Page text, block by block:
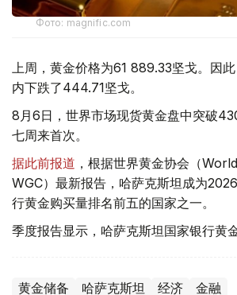
Фото: magnific.com
上周，黄金价格为61 889.33坚戈。因
内下跌了444.71坚戈。
8月6日，世界市场现货黄金盘中突破
七周来首次。
据此前报道 ，根据世界黄金协会（
WGC）最新报告，哈萨克斯坦成为
行黄金购买量排名前五的国家之一。
季度报告显示，哈萨克斯坦国家银行黄
黄金储备 哈萨克斯坦 经济 金融